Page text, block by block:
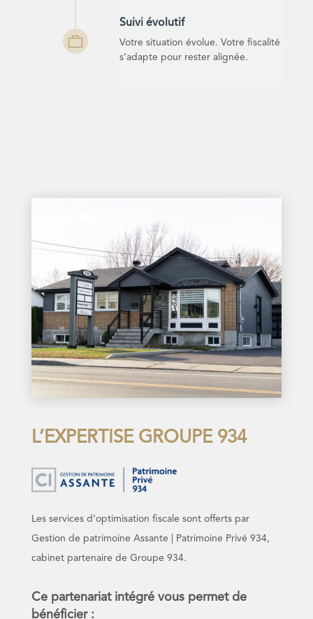

Suivi évolutif
Votre situation évolue. Votre fiscalité
s’adapte pour rester alignée.
L’EXPERTISE GROUPE 934
Les services d’optimisation fiscale sont offerts par
Gestion de patrimoine Assante | Patrimoine Privé 934,
cabinet partenaire de Groupe 934.
Ce partenariat intégré vous permet de
bénéficier :